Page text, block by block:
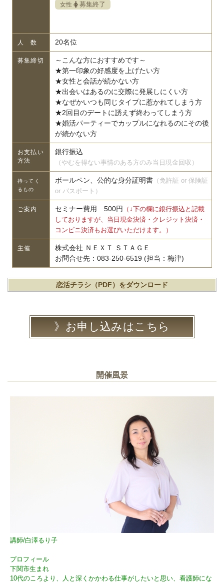
女性 募集終了
人 数 20名位
募集締切
～こんな方におすすめです～
★第一印象の好感度を上げたい方
★女性と会話が続かない方
★出会いはあるのに交際に発展しにくい方
★なぜかいつも同じタイプに惹かれてしまう方
★2回目のデートに誘えず終わってしまう方
★婚活パーティーでカップルになれるのにその後
が続かない方
お支払い
方法
銀行振込
（やむを得ない事情のある方のみ当日現金回収）
持ってく
るもの
ボールペン、公的な身分証明書（免許証 or 保険証
or パスポート）
ご案内 セミナー費用 500円
（↓下の欄に銀行振込と記載
しておりますが、当日現金決済・クレジット決済・
コンビニ決済もお選びいただけます。）
主催
株式会社 ＮＥＸＴ ＳＴＡＧＥ
お問合せ先：083-250-6519 (担当：梅津)
恋活チラシ（PDF）をダウンロード
お申し込みはこちら
開催風景
講師/白澤るり子
プロフィール
下関市生まれ
10代のころより、人と深くかかわる仕事がしたいと思い、看護師にな